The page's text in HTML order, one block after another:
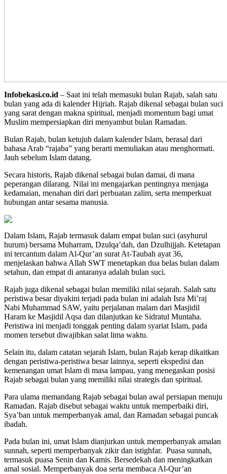
Infobekasi.co.id – Saat ini telah memasuki bulan Rajab, salah satu
bulan yang ada di kalender Hijriah. Rajab dikenal sebagai bulan suci
yang sarat dengan makna spiritual, menjadi momentum bagi umat
Muslim mempersiapkan diri menyambut bulan Ramadan.
Bulan Rajab, bulan ketujuh dalam kalender Islam, berasal dari
bahasa Arab “rajaba” yang berarti memuliakan atau menghormati.
Jauh sebelum Islam datang.
Secara historis, Rajab dikenal sebagai bulan damai, di mana
peperangan dilarang. Nilai ini mengajarkan pentingnya menjaga
kedamaian, menahan diri dari perbuatan zalim, serta memperkuat
hubungan antar sesama manusia.
Dalam Islam, Rajab termasuk dalam empat bulan suci (asyhurul
hurum) bersama Muharram, Dzulqa’dah, dan Dzulhijjah. Ketetapan
ini tercantum dalam Al-Qur’an surat At-Taubah ayat 36,
menjelaskan bahwa Allah SWT menetapkan dua belas bulan dalam
setahun, dan empat di antaranya adalah bulan suci.
Rajab juga dikenal sebagai bulan memiliki nilai sejarah. Salah satu
peristiwa besar diyakini terjadi pada bulan ini adalah Isra Mi’raj
Nabi Muhammad SAW, yaitu perjalanan malam dari Masjidil
Haram ke Masjidil Aqsa dan dilanjutkan ke Sidratul Muntaha.
Peristiwa ini menjadi tonggak penting dalam syariat Islam, pada
momen tersebut diwajibkan salat lima waktu.
Selain itu, dalam catatan sejarah Islam, bulan Rajab kerap dikaitkan
dengan peristiwa-peristiwa besar lainnya, seperti ekspedisi dan
kemenangan umat Islam di masa lampau, yang menegaskan posisi
Rajab sebagai bulan yang memiliki nilai strategis dan spiritual.
Para ulama memandang Rajab sebagai bulan awal persiapan menuju
Ramadan. Rajab disebut sebagai waktu untuk memperbaiki diri,
Sya’ban untuk memperbanyak amal, dan Ramadan sebagai puncak
ibadah.
Pada bulan ini, umat Islam dianjurkan untuk memperbanyak amalan
sunnah, seperti memperbanyak zikir dan istighfar. Puasa sunnah,
termasuk puasa Senin dan Kamis. Bersedekah dan meningkatkan
amal sosial. Memperbanyak doa serta membaca Al-Qur’an